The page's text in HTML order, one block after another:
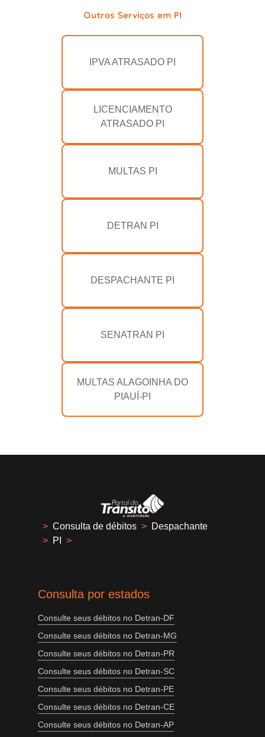
Outros Serviços em PI
IPVA ATRASADO PI
LICENCIAMENTO
ATRASADO PI
MULTAS PI
DETRAN PI
DESPACHANTE PI
SENATRAN PI
MULTAS ALAGOINHA DO
PIAUÍ-PI
> Consulta de débitos > Despachante
> PI >
Consulta por estados
Consulte seus débitos no Detran-DF
Consulte seus débitos no Detran-MG
Consulte seus débitos no Detran-PR
Consulte seus débitos no Detran-SC
Consulte seus débitos no Detran-PE
Consulte seus débitos no Detran-CE
Consulte seus débitos no Detran-AP